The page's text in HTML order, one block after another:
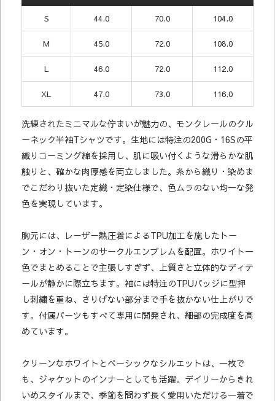
S 44.0 70.0 104.0
M 45.0 72.0 108.0
L 46.0 72.0 112.0
XL 47.0 73.0 116.0
洗練されたミニマルな佇まいが魅力の、モンクレールのクル
ーネック半袖Tシャツです。生地には特注の200G・16Sの平
織りコーミング綿を採用し、肌に吸い付くような滑らかな肌
触りと、確かな肉厚感を両立しました。糸から織り・染めま
でこだわり抜いた定織・定染仕様で、色ムラのない均一な発
色を実現しています。
胸元には、レーザー熱圧着によるTPU加工を施したトー
ン・オン・トーンのサークルエンブレムを配置。ホワイト一
色でまとめることで主張しすぎず、上質さと立体的なディテ
ールが静かに際立ちます。袖には特注のTPUバッジに型押
し刺繍を重ね、さりげない部分まで手を抜かない仕上がりで
す。付属パーツもすべて専用に開発され、細部の完成度を高
めています。
クリーンなホワイトとベーシックなシルエットは、一枚で
も、ジャケットのインナーとしても活躍。デイリーからきれ
いめスタイルまで、季節を問わず長く愛用いただける一着で